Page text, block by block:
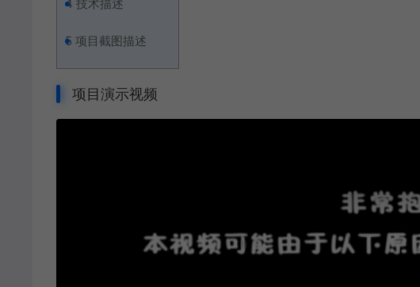
4 技术描述
5 项目截图描述
项目演示视频